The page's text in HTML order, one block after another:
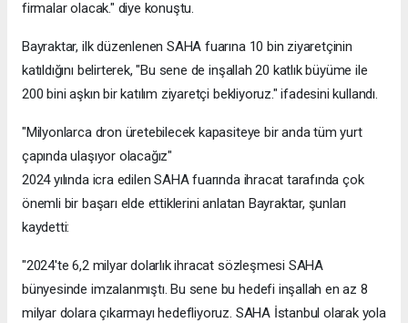
firmalar olacak." diye konuştu.
Bayraktar, ilk düzenlenen SAHA fuarına 10 bin ziyaretçinin
katıldığını belirterek, "Bu sene de inşallah 20 katlık büyüme ile
200 bini aşkın bir katılım ziyaretçi bekliyoruz." ifadesini kullandı.
"Milyonlarca dron üretebilecek kapasiteye bir anda tüm yurt
çapında ulaşıyor olacağız"
2024 yılında icra edilen SAHA fuarında ihracat tarafında çok
önemli bir başarı elde ettiklerini anlatan Bayraktar, şunları
kaydetti:
"2024'te 6,2 milyar dolarlık ihracat sözleşmesi SAHA
bünyesinde imzalanmıştı. Bu sene bu hedefi inşallah en az 8
milyar dolara çıkarmayı hedefliyoruz. SAHA İstanbul olarak yola